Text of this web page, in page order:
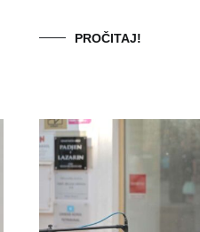
PROČITAJ!